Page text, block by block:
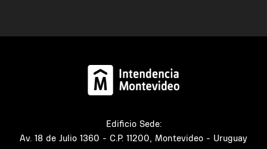
Edificio Sede:
Av. 18 de Julio 1360 - C.P. 11200, Montevideo - Uruguay